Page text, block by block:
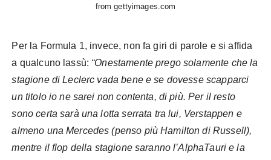
from gettyimages.com
Per la Formula 1, invece, non fa giri di parole e si affida
a qualcuno lassù: “Onestamente prego solamente che la
stagione di Leclerc vada bene e se dovesse scapparci
un titolo io ne sarei non contenta, di più. Per il resto
sono certa sarà una lotta serrata tra lui, Verstappen e
almeno una Mercedes (penso più Hamilton di Russell),
mentre il flop della stagione saranno l’AlphaTauri e la